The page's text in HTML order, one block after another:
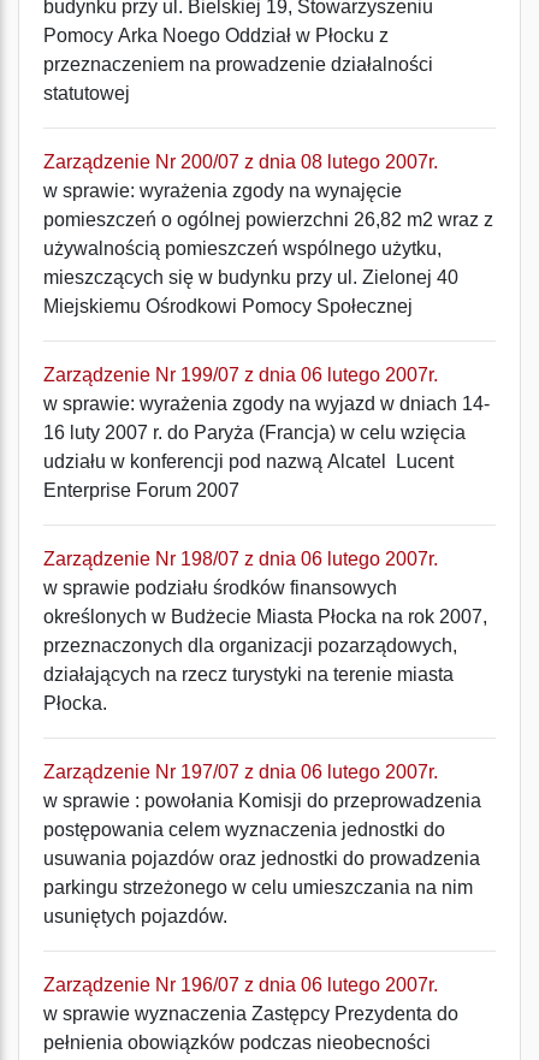
budynku przy ul. Bielskiej 19, Stowarzyszeniu
Pomocy Arka Noego Oddział w Płocku z
przeznaczeniem na prowadzenie działalności
statutowej
Zarządzenie Nr 200/07 z dnia 08 lutego 2007r.
w sprawie: wyrażenia zgody na wynajęcie
pomieszczeń o ogólnej powierzchni 26,82 m2 wraz z
używalnością pomieszczeń wspólnego użytku,
mieszczących się w budynku przy ul. Zielonej 40
Miejskiemu Ośrodkowi Pomocy Społecznej
Zarządzenie Nr 199/07 z dnia 06 lutego 2007r.
w sprawie: wyrażenia zgody na wyjazd w dniach 14-
16 luty 2007 r. do Paryża (Francja) w celu wzięcia
udziału w konferencji pod nazwą Alcatel  Lucent
Enterprise Forum 2007
Zarządzenie Nr 198/07 z dnia 06 lutego 2007r.
w sprawie podziału środków finansowych
określonych w Budżecie Miasta Płocka na rok 2007,
przeznaczonych dla organizacji pozarządowych,
działających na rzecz turystyki na terenie miasta
Płocka.
Zarządzenie Nr 197/07 z dnia 06 lutego 2007r.
w sprawie : powołania Komisji do przeprowadzenia
postępowania celem wyznaczenia jednostki do
usuwania pojazdów oraz jednostki do prowadzenia
parkingu strzeżonego w celu umieszczania na nim
usuniętych pojazdów.
Zarządzenie Nr 196/07 z dnia 06 lutego 2007r.
w sprawie wyznaczenia Zastępcy Prezydenta do
pełnienia obowiązków podczas nieobecności